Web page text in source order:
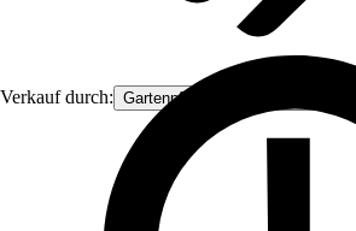
Verkauf durch: Gartenpflanzen Ammerland